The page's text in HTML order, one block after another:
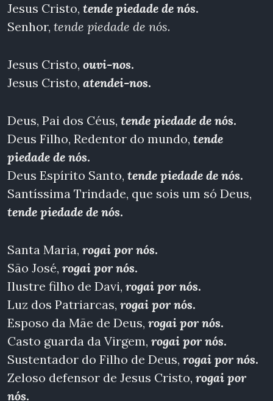
Jesus Cristo, tende piedade de nós.
Senhor, tende piedade de nós.
Jesus Cristo, ouvi-nos.
Jesus Cristo, atendei-nos.
Deus, Pai dos Céus, tende piedade de nós.
Deus Filho, Redentor do mundo, tende
piedade de nós.
Deus Espírito Santo, tende piedade de nós.
Santíssima Trindade, que sois um só Deus,
tende piedade de nós.
Santa Maria, rogai por nós.
São José, rogai por nós.
Ilustre filho de Davi, rogai por nós.
Luz dos Patriarcas, rogai por nós.
Esposo da Mãe de Deus, rogai por nós.
Casto guarda da Virgem, rogai por nós.
Sustentador do Filho de Deus, rogai por nós.
Zeloso defensor de Jesus Cristo, rogai por
nós.